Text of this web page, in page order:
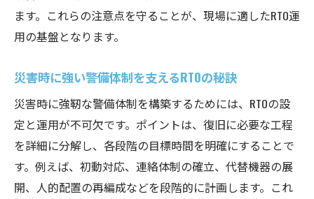
ます。これらの注意点を守ることが、現場に適したRTO運
用の基盤となります。
災害時に強い警備体制を支えるRTOの秘訣
災害時に強靭な警備体制を構築するためには、RTOの設
定と運用が不可欠です。ポイントは、復旧に必要な工程
を詳細に分解し、各段階の目標時間を明確にすることで
す。例えば、初動対応、連絡体制の確立、代替機器の展
開、人的配置の再編成などを段階的に計画します。これ